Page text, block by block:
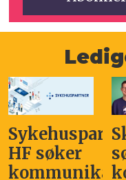
HF søker